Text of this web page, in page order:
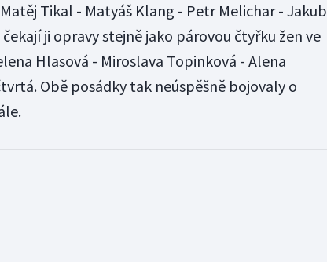
Tikal - Matyáš Klang - Petr Melichar - Jakub
ji opravy stejně jako párovou čtyřku žen ve
Hlasová - Miroslava Topinková - Alena
Obě posádky tak neúspěšně bojovaly o